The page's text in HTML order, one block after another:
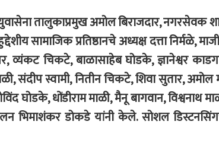
तालुकाप्रमुख अमोल बिराजदार, नगरसेवक
सामाजिक प्रतिष्ठानचे अध्यक्ष दत्ता
व्यंकट चिकटे, बाळासाहेब घोडके, ज्ञानेश्वर
संदीप स्वामी, नितीन चिकटे, शिवा सुतार, अमोल
घोडके, धोंडीराम माळी, मैनू बागवान,
भिमाशंकर डोकडे यांनी केले. सोशल